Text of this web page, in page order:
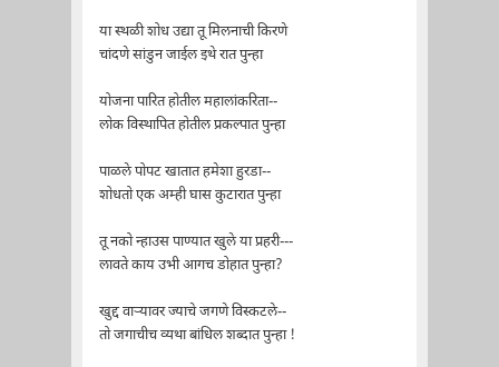
या स्थळी शोध उद्या तू मिलनाची किरणे
चांदणे सांडुन जाईल इथे रात पुन्हा
योजना पारित होतील महालांकरिता--
लोक विस्थापित होतील प्रकल्पात पुन्हा
पाळले पोपट खातात हमेशा हुरडा--
शोधतो एक अम्ही घास कुटारात पुन्हा
तू नको न्हाउस पाण्यात खुले या प्रहरी---
लावते काय उभी आगच डोहात पुन्हा?
खुद्द वाऱ्यावर ज्याचे जगणे विस्कटले--
तो जगाचीच व्यथा बांधिल शब्दात पुन्हा !